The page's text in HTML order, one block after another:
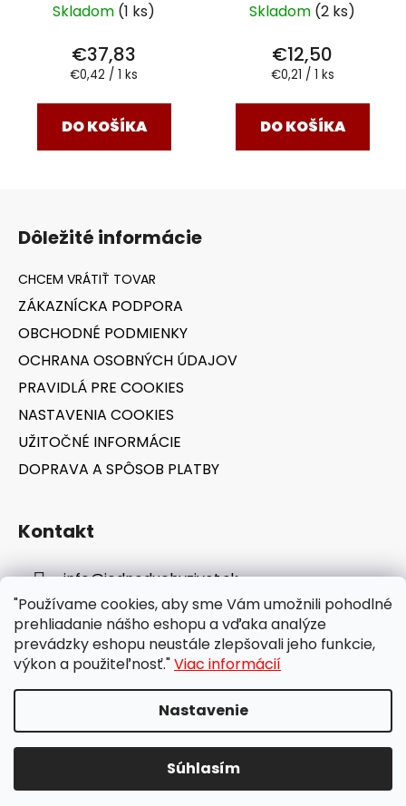
"Používame cookies, aby sme Vám umožnili pohodlné
prehliadanie nášho eshopu a vďaka analýze
prevádzky eshopu neustále zlepšovali jeho funkcie,
výkon a použiteľnosť."Viac informácií
Nastavenie
Súhlasím
Skladom (1 ks)
€37,83
Jednotková
€0,42 / 1 ks
DO KOŠÍKA
Skladom (2 ks)
€12,50
Jednotková
€0,21 / 1 ks
DO KOŠÍKA
Dôležité informácie
ZÁKAZNÍCKA PODPORA
OBCHODNÉ PODMIENKY
OCHRANA OSOBNÝCH ÚDAJOV
PRAVIDLÁ PRE COOKIES
NASTAVENIA COOKIES
UŽITOČNÉ INFORMÁCIE
DOPRAVA A SPÔSOB PLATBY
Kontakt
info@jednoduchyzivot.sk
E-shop: 0948 647 767
Vytvoril Shoptet
jednoduchyzivot.sk
vyhradené.Upraviť nastavenie cookies